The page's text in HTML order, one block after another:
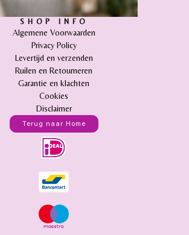
SHOP INFO
Algemene Voorwaarden
Privacy Policy
Levertijd en verzenden
Ruilen en Retourneren
Garantie en klachten
Cookies
Disclaimer
Terug naar Home